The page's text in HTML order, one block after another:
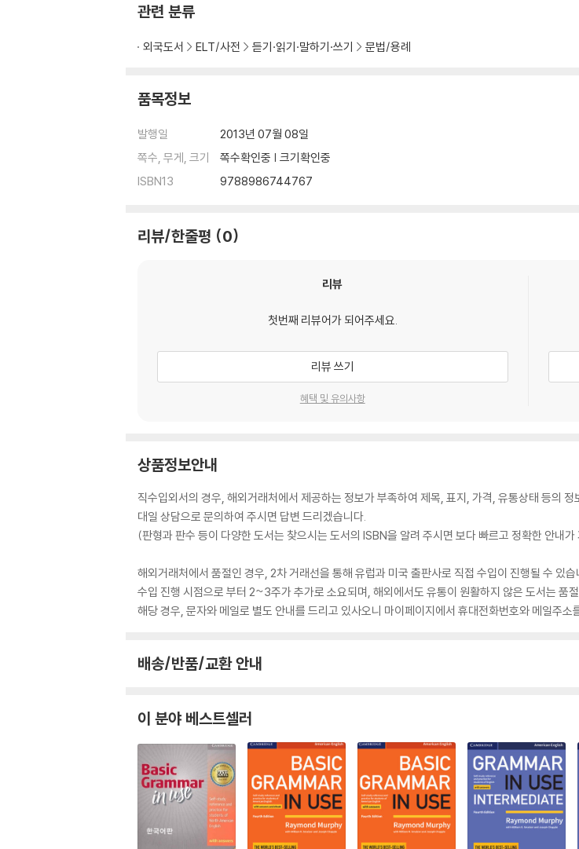
관련 분류
외국도서 ELT/사전 듣기·읽기·말하기·쓰기 문법/용례
품목정보
발행일
2013년 07월 08일
쪽수, 무게, 크기
쪽수확인중 | 크기확인중
ISBN13
9788986744767
리뷰/한줄평 0
리뷰
첫번째 리뷰어가 되어주세요.
리뷰 쓰기
혜택 및 유의사항
상품정보안내
직수입외서의 경우, 해외거래처에서 제공하는 정보가 부족하여 제목, 표지, 가격, 유통상태 등의
대일 상담으로 문의하여 주시면 답변 드리겠습니다.
(판형과 판수 등이 다양한 도서는 찾으시는 도서의 ISBN을 알려 주시면 보다 빠르고 정확한 안내가
해외거래처에서 품절인 경우, 2차 거래선을 통해 유럽과 미국 출판사로 직접 수입이 진행될 수 있습
수입 진행 시점으로 부터 2~3주가 추가로 소요되며, 해외에서도 유통이 원활하지 않은 도서는 품
해당 경우, 문자와 메일로 별도 안내를 드리고 있사오니 마이페이지에서 휴대전화번호와 메일주소
배송/반품/교환 안내
이 분야 베스트셀러